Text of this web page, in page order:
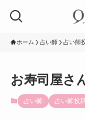
ホーム 占い師 占い師
お寿司屋さ
占い師 占い師投